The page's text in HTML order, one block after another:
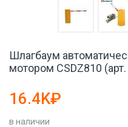
Шлагбаум
мотором CSDZ810
16.4K₽
в наличии